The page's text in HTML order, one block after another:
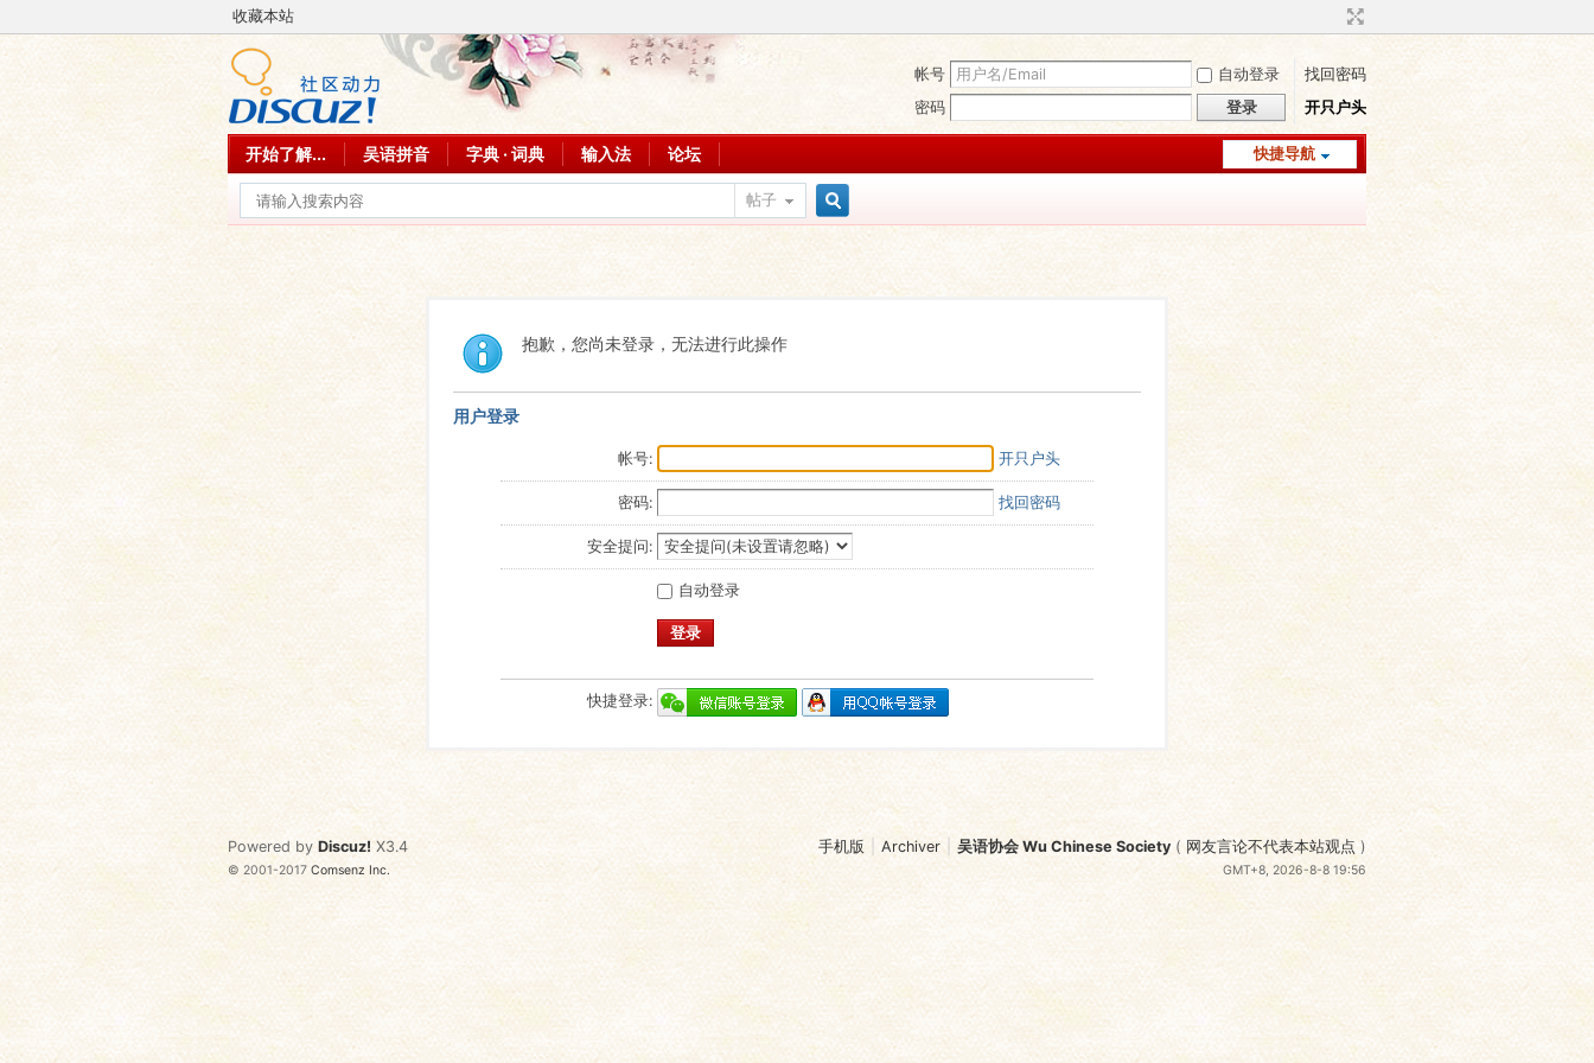
收藏本站
帐号 自动登录
找回密码
密码
登录 开只户头
快捷导航
开始了解... 吴语拼音 字典 · 词典 输入法 论坛
帖子
抱歉，您尚未登录，无法进行此操作
用户登录
帐号: 开只户头
密码: 找回密码
安全提问:
自动登录
登录
快捷登录:
手机版 Archiver 吴语协会 Wu Chinese Society ( 网友言论不代表本站观点 )
GMT+8, 2026-8-8 19:56
Powered by Discuz! X3.4
© 2001-2017Comsenz Inc.